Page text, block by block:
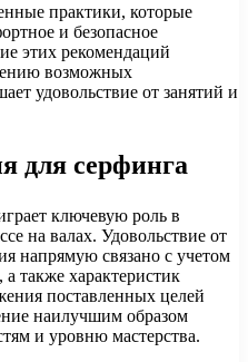
практики, которые
и безопасное
этих рекомендаций
возможных
удовольствие от занятий и
для серфинга
ключевую роль в
на валах. Удовольствие от
напрямую связано с учетом
также характеристик
поставленных целей
наилучшим образом
и уровню мастерства.